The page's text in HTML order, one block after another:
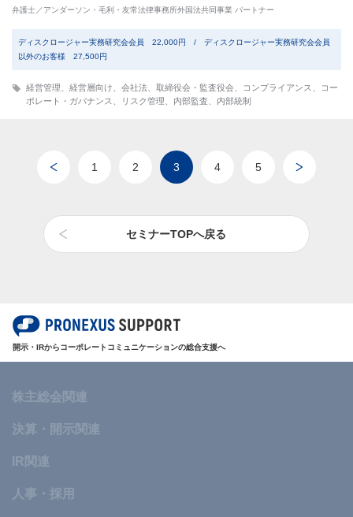
弁護士／アンダーソン・毛利・友常法律事務所外国法共同事業 パートナー
ディスクロージャー実務研究会会員 22,000円 / ディスクロージャー実務研究会会員
以外のお客様 27,500円
経営管理 経営層向け 会社法 取締役会・監査役会 コンプライアンス
コー
ポレート・ガバナンス
リスク管理 内部監査 内部統制
1 2 3 4 5
セミナーTOPへ戻る
開示・IRからコーポレートコミュニケーションの総合支援へ
株主総会関連
決算・開示関連
IR関連
人事・採用